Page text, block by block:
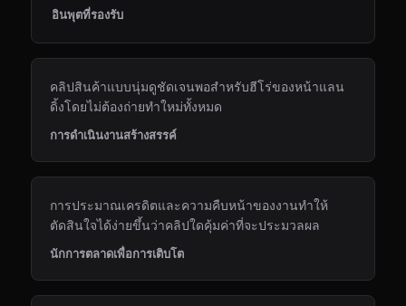
อินพุตที่รองรับ
คลิปสินค้าแบบนุ่มดูชัดเจนพอสำหรับฮีโร่ของหน้าแลน
ดิ้งโดยไม่ต้องถ่ายทำใหม่ทั้งหมด
การดำเนินงานสร้างสรรค์
การประมาณเครดิตและความคืบหน้าของงานทำให้
ตัดสินใจได้ง่ายขึ้นว่าคลิปใดคุ้มค่าที่จะประมวลผล
นักการตลาดเพื่อการเติบโต